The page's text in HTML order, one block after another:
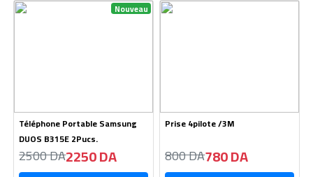
Nouveau
Téléphone Portable Samsung
DUOS B315E 2Pucs.
2500 DA2250 DA
Prise 4pilote /3M
800 DA780 DA